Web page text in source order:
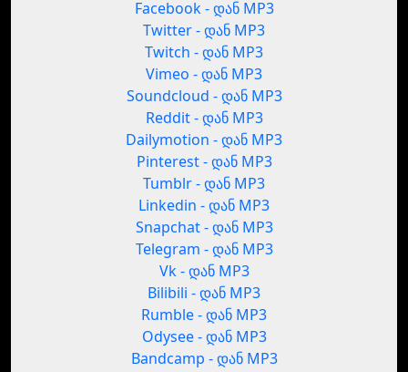
Facebook - დან MP3
Twitter - დან MP3
Twitch - დან MP3
Vimeo - დან MP3
Soundcloud - დან MP3
Reddit - დან MP3
Dailymotion - დან MP3
Pinterest - დან MP3
Tumblr - დან MP3
Linkedin - დან MP3
Snapchat - დან MP3
Telegram - დან MP3
Vk - დან MP3
Bilibili - დან MP3
Rumble - დან MP3
Odysee - დან MP3
Bandcamp - დან MP3